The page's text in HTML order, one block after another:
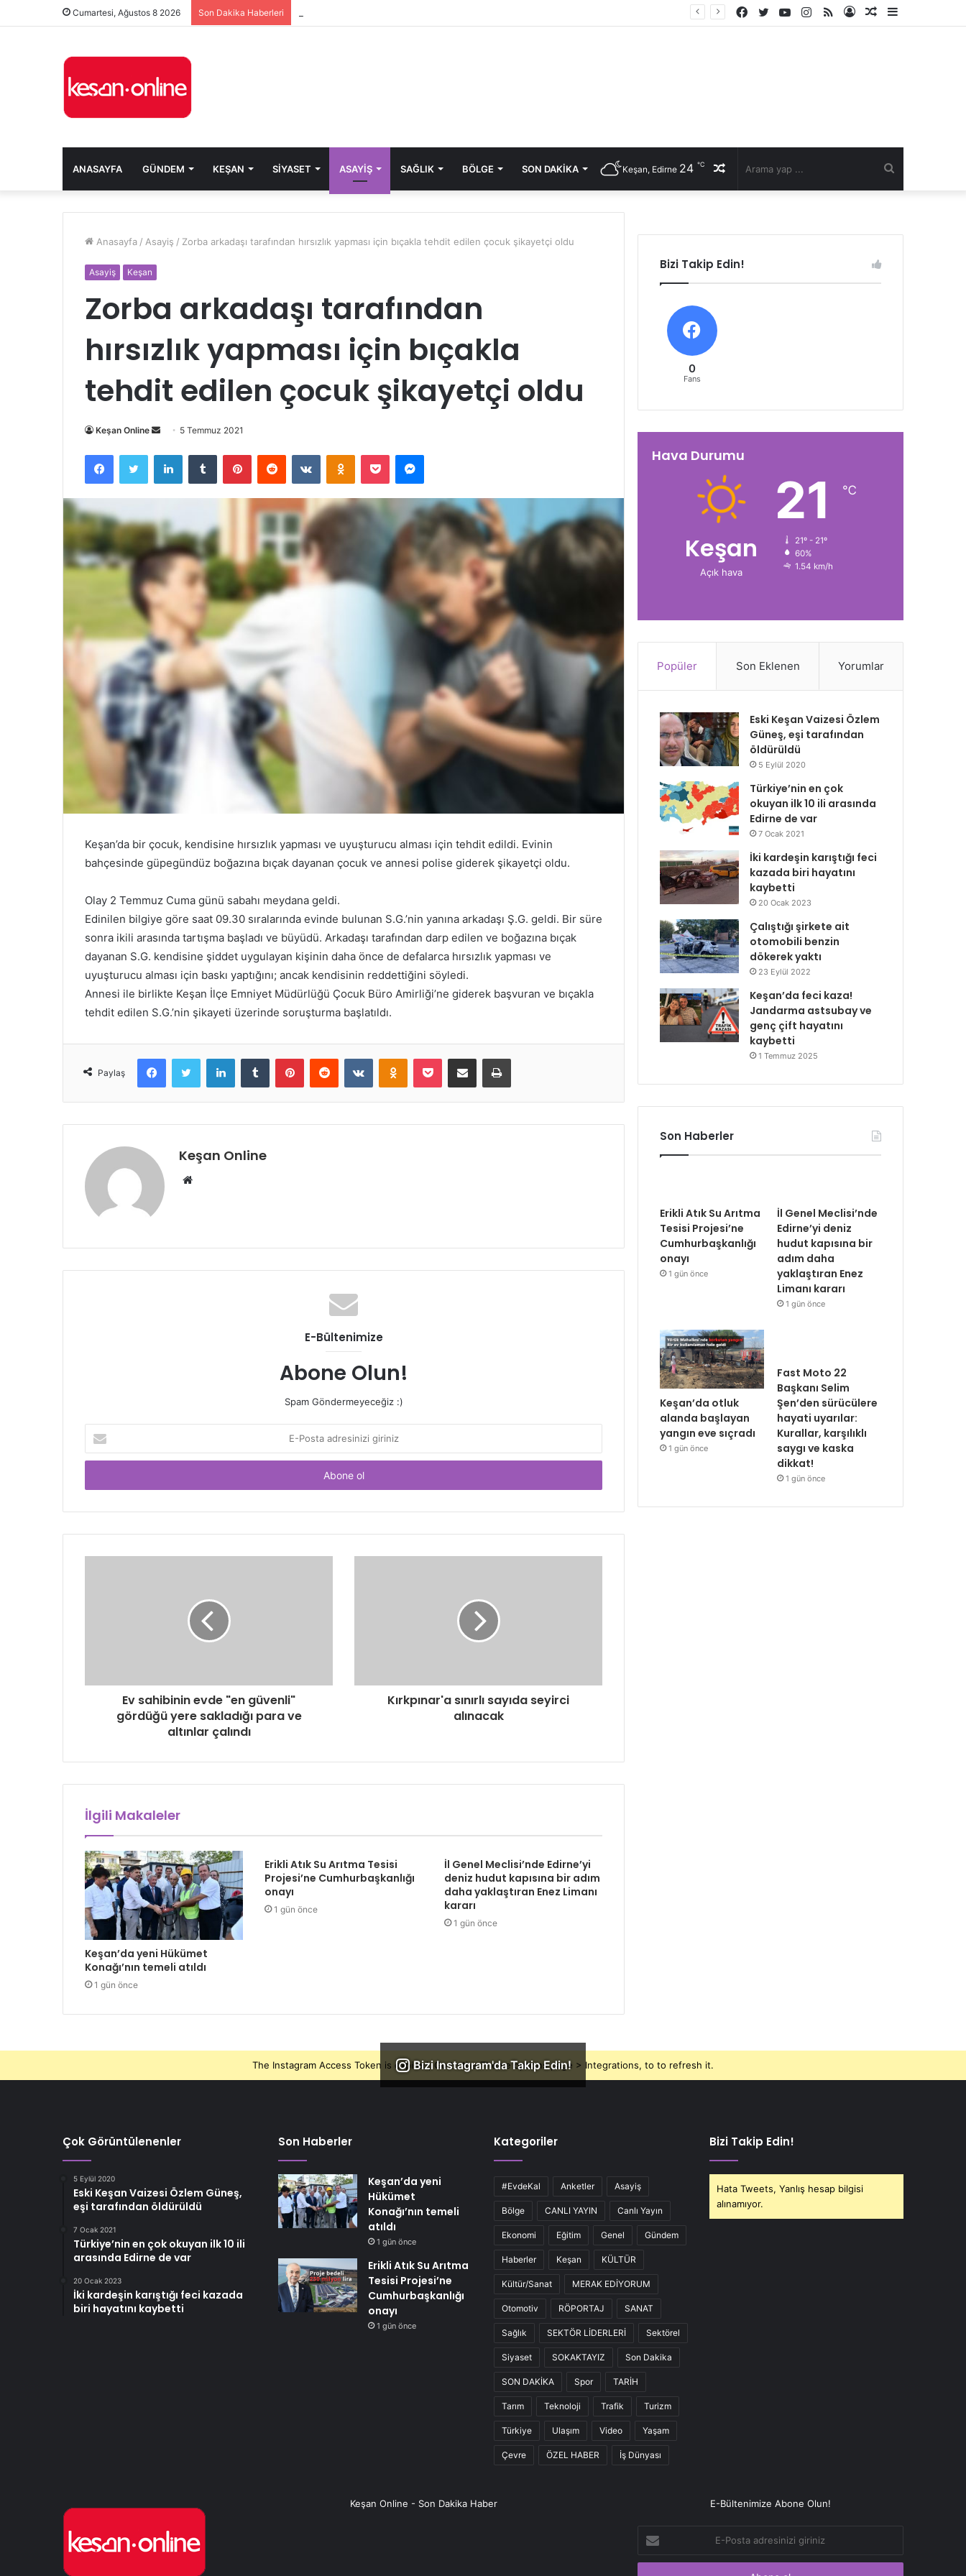
Cumartesi, Ağustos 8 2026 Son Dakika Haberleri
Kenar
Rastgele
Kayıt
RSS
Instagram
YouTube
Twitter
Facebook
ANASAYFA GÜNDEM KEŞAN SIYASET ASAYIŞ SAĞLIK BÖLGE SON DAKIKA Rastgele
Keşan, Edirne 24 ℃
Anasayfa / Asayiş / Zorba arkadaşı tarafından hırsızlık yapması için bıçakla tehdit edilen çocuk şikayetçi oldu
Asayiş Keşan
Zorba arkadaşı tarafından
hırsızlık yapması için bıçakla
tehdit edilen çocuk şikayetçi oldu
Keşan Online
Bir
posta
göndermek
5 Temmuz 2021
FacebookTwitter LinkedInTumblr PinterestReddit VKontakteOdnoklassniki
Pocket Messenger
Keşan’da bir çocuk, kendisine hırsızlık yapması ve uyuşturucu alması için tehdit edildi. Evinin
bahçesinde güpegündüz boğazına bıçak dayanan çocuk ve annesi polise giderek şikayetçi oldu.
Olay 2 Temmuz Cuma günü sabahı meydana geldi.
Edinilen bilgiye göre saat 09.30 sıralarında evinde bulunan S.G.’nin yanına arkadaşı Ş.G. geldi. Bir süre
sonra ikili arasında tartışma başladı ve büyüdü. Arkadaşı tarafından darp edilen ve boğazına bıçak
dayanan S.G. kendisine şiddet uygulayan kişinin daha önce de defalarca hırsızlık yapması ve
uyuşturucu alması için baskı yaptığını; ancak kendisinin reddettiğini söyledi.
Annesi ile birlikte Keşan İlçe Emniyet Müdürlüğü Çocuk Büro Amirliği’ne giderek başvuran ve bıçakla
tehdit edilen S.G.’nin şikayeti üzerinde soruşturma başlatıldı.
Paylaş
FacebookTwitter LinkedInTumblr PinterestReddit VKontakteOdnoklassniki
Pocket E-Posta ile paylaş Yazdır
Keşan Online
Web
E-Bültenimize
Abone Olun!
Spam Göndermeyeceğiz :)
Posta
adresinizi
Ev sahibinin evde "en güvenli"
gördüğü yere sakladığı para ve
altınlar çalındı
Kırkpınar'a sınırlı sayıda seyirci
alınacak
İlgili Makaleler
Keşan’da yeni Hükümet
Konağı’nın temeli atıldı
1 gün önce
Erikli Atık Su Arıtma Tesisi
Projesi’ne Cumhurbaşkanlığı
onayı
1 gün önce
İl Genel Meclisi’nde Edirne’yi
deniz hudut kapısına bir adım
daha yaklaştıran Enez Limanı
kararı
1 gün önce
Bizi Takip Edin!
0
Fans
Hava Durumu
Keşan
Açık hava
21 ℃
21º - 21º
60%
1.54 km/h
Popüler Son Eklenen Yorumlar
Eski Keşan Vaizesi Özlem
Güneş, eşi tarafından
öldürüldü
5 Eylül 2020
Türkiye’nin en çok
okuyan ilk 10 ili arasında
Edirne de var
7 Ocak 2021
İki kardeşin karıştığı feci
kazada biri hayatını
kaybetti
20 Ocak 2023
Çalıştığı şirkete ait
otomobili benzin
dökerek yaktı
23 Eylül 2022
Keşan’da feci kaza!
Jandarma astsubay ve
genç çift hayatını
kaybetti
1 Temmuz 2025
Son Haberler
Erikli Atık Su Arıtma
Tesisi Projesi’ne
Cumhurbaşkanlığı
onayı
1 gün önce
İl Genel Meclisi’nde
Edirne’yi deniz
hudut kapısına bir
adım daha
yaklaştıran Enez
Limanı kararı
1 gün önce
Keşan’da otluk
alanda başlayan
yangın eve sıçradı
1 gün önce
Fast Moto 22
Başkanı Selim
Şen’den sürücülere
hayati uyarılar:
Kurallar, karşılıklı
saygı ve kaska
dikkat!
1 gün önce
Bizi Instagram'da Takip Edin!
The Instagram Access Token is expired, Go to the Theme options page > Integrations, to to refresh it.
Çok Görüntülenenler
5 Eylül 2020
Eski Keşan Vaizesi Özlem Güneş,
eşi tarafından öldürüldü
7 Ocak 2021
Türkiye’nin en çok okuyan ilk 10 ili
arasında Edirne de var
20 Ocak 2023
İki kardeşin karıştığı feci kazada
biri hayatını kaybetti
Son Haberler
Keşan’da yeni
Hükümet
Konağı’nın temeli
atıldı
1 gün önce
Erikli Atık Su Arıtma
Tesisi Projesi’ne
Cumhurbaşkanlığı
onayı
1 gün önce
Kategoriler
#EvdeKal Anketler Asayiş
Bölge CANLI YAYIN Canlı Yayın
Ekonomi Eğitim Genel Gündem
Haberler Keşan KÜLTÜR
Kültür/Sanat MERAK EDİYORUM
Otomotiv RÖPORTAJ SANAT
Sağlık SEKTÖR LİDERLERİ Sektörel
Siyaset SOKAKTAYIZ Son Dakika
SON DAKİKA Spor TARİH
Tarım Teknoloji Trafik Turizm
Türkiye Ulaşım Video Yaşam
Çevre ÖZEL HABER İş Dünyası
Bizi Takip Edin!
Hata Tweets, Yanlış hesap bilgisi
alınamıyor.
Keşan Online - Son Dakika Haber E-Bültenimize Abone Olun!
Posta
adresinizi